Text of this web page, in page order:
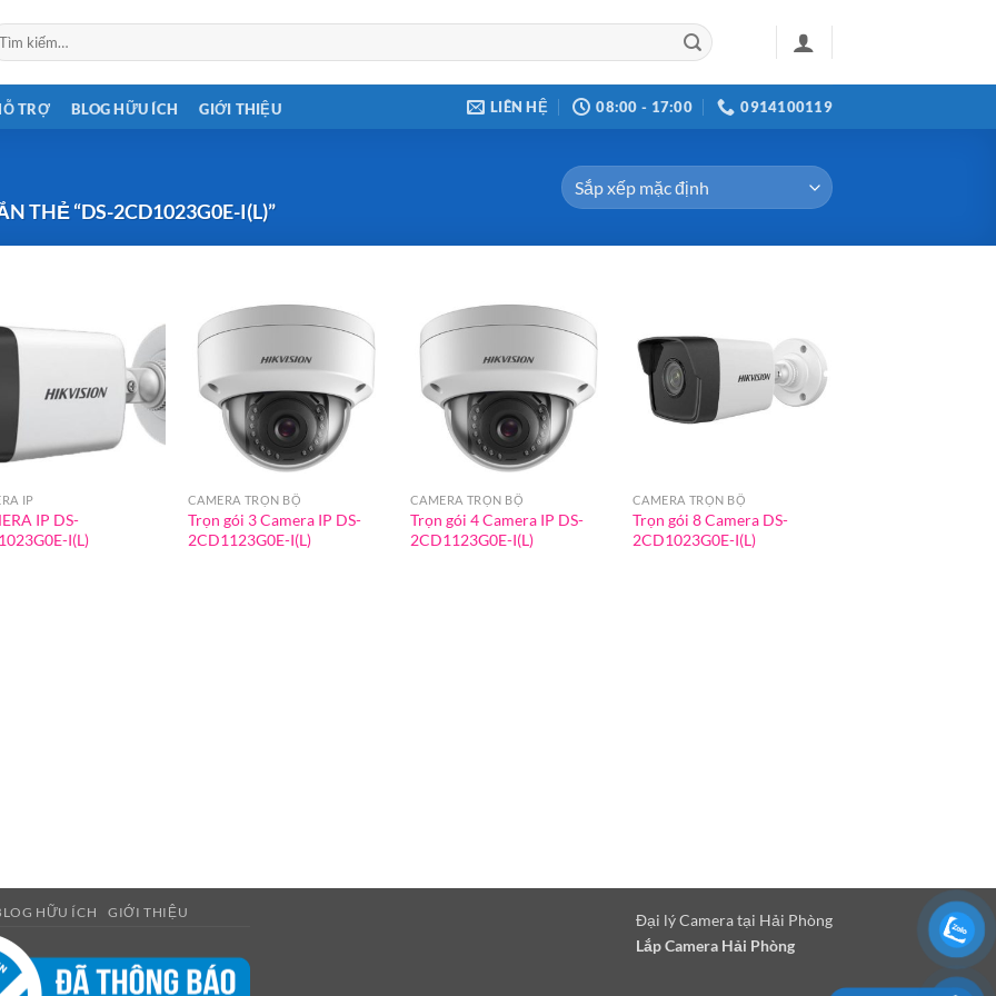
TRỢ BLOG HỮU ÍCH GIỚI THIỆU LIÊN HỆ 08:00 - 17:00 0914100119
THẺ “DS-2CD1023G0E-I(L)”
IP
IP DS-
I(L)
CAMERA TRỌN BỘ
Trọn gói 3 Camera IP DS-
2CD1123G0E-I(L)
CAMERA TRỌN BỘ
Trọn gói 4 Camera IP DS-
2CD1123G0E-I(L)
CAMERA TRỌN BỘ
Trọn gói 8 Camera DS-
2CD1023G0E-I(L)
Đại lý Camera tại Hải Phòng
Lắp Camera Hải Phòng
HỮU ÍCH GIỚI THIỆU